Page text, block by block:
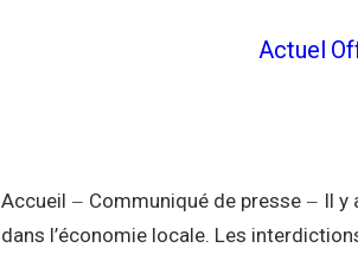
Actuel
Accueil Communiqué de presse
Il y
dans l’économie locale. Les